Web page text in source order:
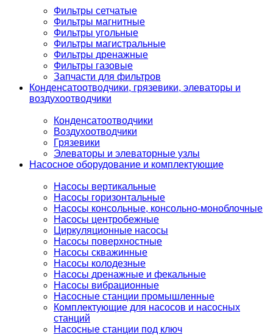
Фильтры сетчатые
Фильтры магнитные
Фильтры угольные
Фильтры магистральные
Фильтры дренажные
Фильтры газовые
Запчасти для фильтров
Конденсатоотводчики, грязевики, элеваторы и
воздухоотводчики
Конденсатоотводчики
Воздухоотводчики
Грязевики
Элеваторы и элеваторные узлы
Насосное оборудование и комплектующие
Насосы вертикальные
Насосы горизонтальные
Насосы консольные, консольно-моноблочные
Насосы центробежные
Циркуляционные насосы
Насосы поверхностные
Насосы скважинные
Насосы колодезные
Насосы дренажные и фекальные
Насосы вибрационные
Насосные станции промышленные
Комплектующие для насосов и насосных
станций
Насосные станции под ключ